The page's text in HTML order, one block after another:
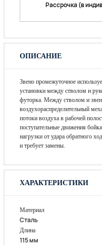
Рассрочка (в
ОПИСАНИЕ
Звено промежуточное
установки между стволом и
футорка. Между стволом и
воздухораспределительный
потоки воздуха в рабочей
поступательные движения
нагрузки от удара обратного
и требует замены.
ХАРАКТЕРИСТИКИ
Материал
Сталь
Длина
115 мм